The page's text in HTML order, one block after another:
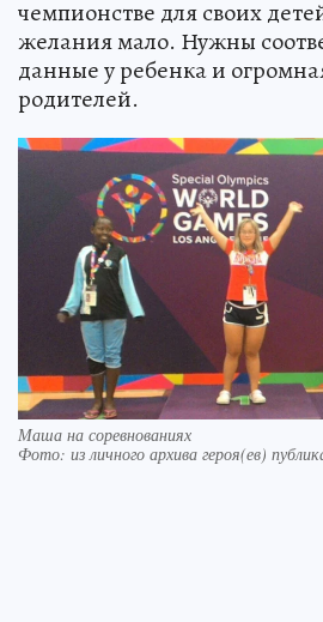
чемпионстве для своих
желания мало. Нужны
данные у ребенка и
родителей.
Маша на соревнованиях
Фото: из личного архива героя(ев)